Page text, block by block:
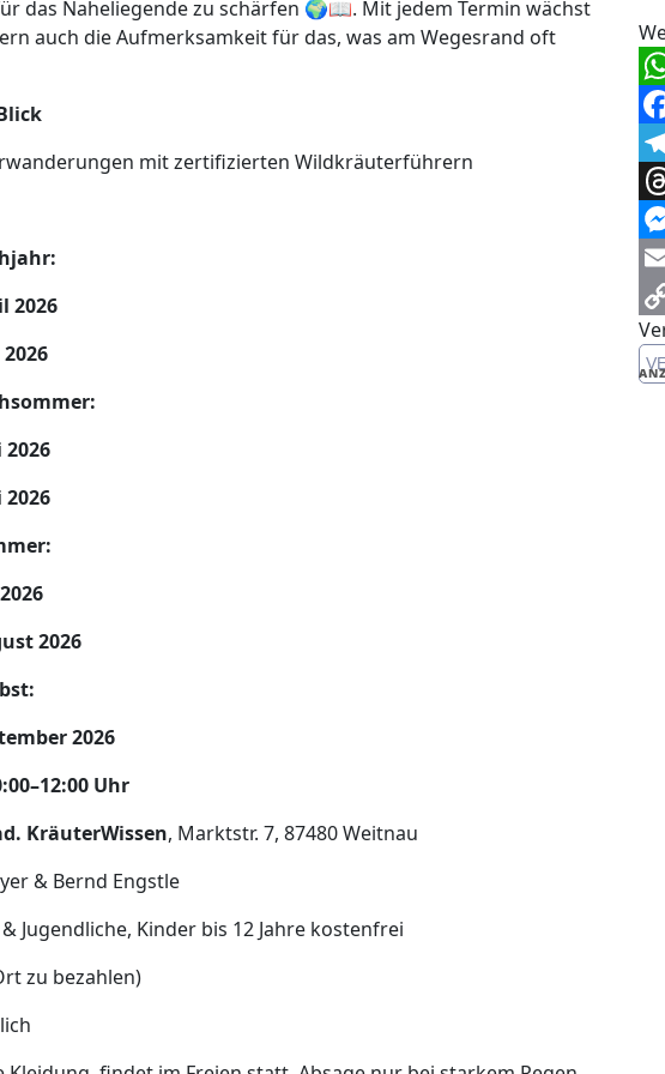
das Naheliegende zu schärfen 🌍📖. Mit jedem Termin wächst
auch die Aufmerksamkeit für das, was am Wegesrand oft
mit zertifizierten Wildkräuterführern
2026
2026
2026
2026
2026
Uhr
KräuterWissen, Marktstr. 7, 87480 Weitnau
& Bernd Engstle
Jugendliche, Kinder bis 12 Jahre kostenfrei
zu bezahlen)